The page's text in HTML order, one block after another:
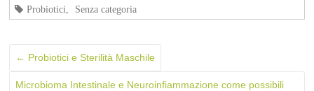
Probiotici
Senza categoria
← Probiotici e Sterilità Maschile
Microbioma Intestinale e Neuroinfiammazione come possibili